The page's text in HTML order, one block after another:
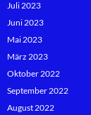
Juli 2023
Juni 2023
Mai 2023
März 2023
Oktober 2022
September 2022
August 2022